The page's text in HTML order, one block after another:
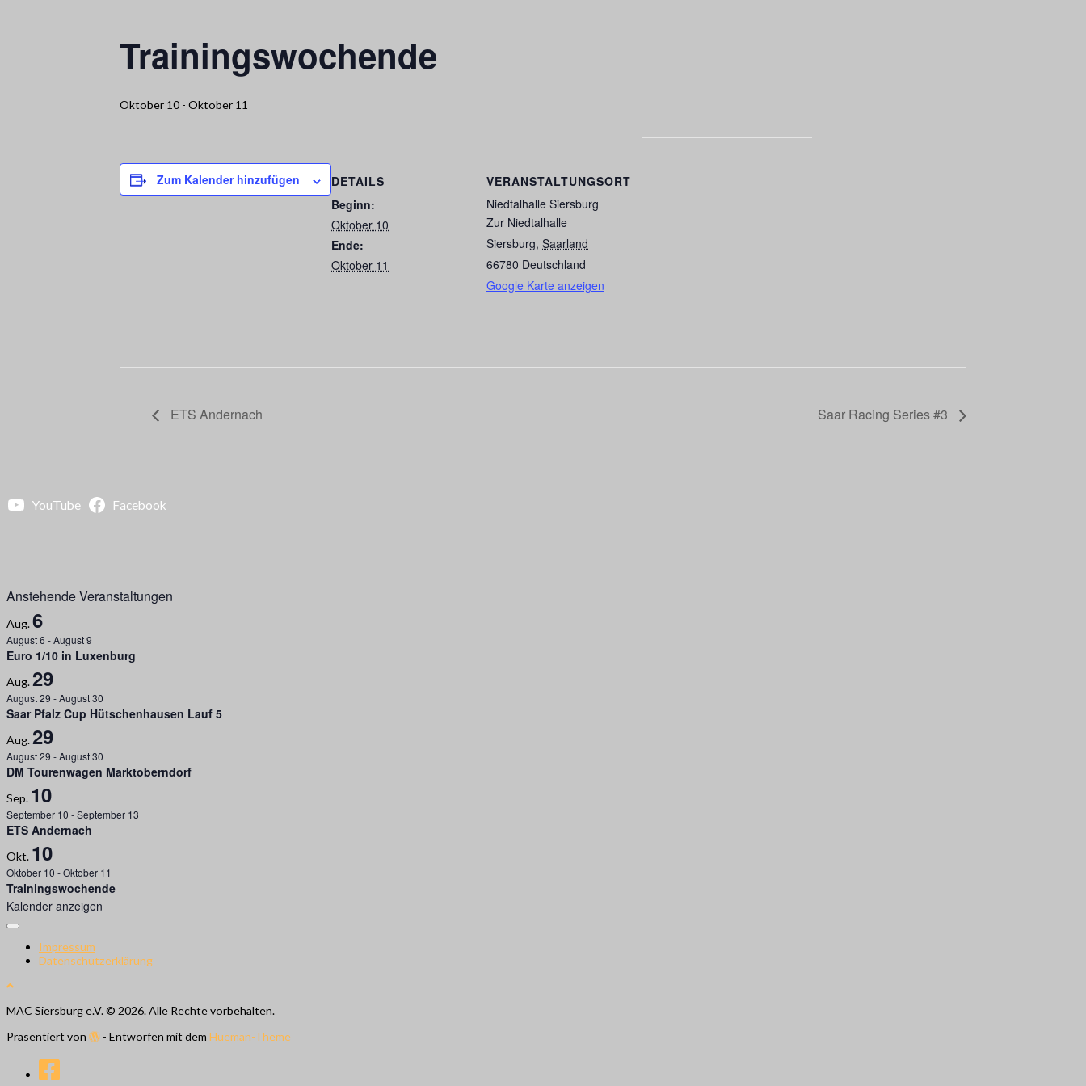
Trainingswochende
Oktober 10 - Oktober 11
Zum Kalender hinzufügen
DETAILS
Beginn:
Oktober 10
Ende:
Oktober 11
VERANSTALTUNGSORT
Niedtalhalle Siersburg
Zur Niedtalhalle
Siersburg, Saarland
66780 Deutschland
Google Karte anzeigen
ETS Andernach Saar Racing Series #3
YouTube Facebook
Anstehende Veranstaltungen
Aug.6
August 6 -August 9
Euro 1/10 in Luxenburg
Aug.29
August 29 -August 30
Saar Pfalz Cup Hütschenhausen Lauf 5
Aug.29
August 29 -August 30
DM Tourenwagen Marktoberndorf
Sep. 10
September 10 -September 13
ETS Andernach
Okt. 10
Oktober 10 -Oktober 11
Trainingswochende
Kalender anzeigen
Impressum
Datenschutzerklärung
MAC Siersburg e.V. © 2026. Alle Rechte vorbehalten.
Präsentiert von
- Entworfen mit dem Hueman-Theme